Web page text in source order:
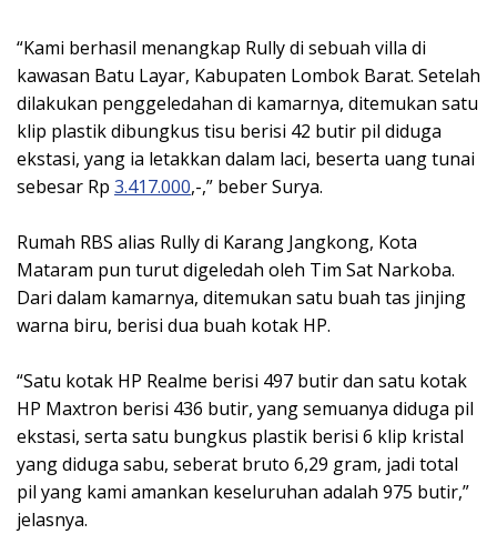
“Kami berhasil menangkap Rully di sebuah villa di
kawasan Batu Layar, Kabupaten Lombok Barat. Setelah
dilakukan penggeledahan di kamarnya, ditemukan satu
klip plastik dibungkus tisu berisi 42 butir pil diduga
ekstasi, yang ia letakkan dalam laci, beserta uang tunai
sebesar Rp 3.417.000,-,” beber Surya.
Rumah RBS alias Rully di Karang Jangkong, Kota
Mataram pun turut digeledah oleh Tim Sat Narkoba.
Dari dalam kamarnya, ditemukan satu buah tas jinjing
warna biru, berisi dua buah kotak HP.
“Satu kotak HP Realme berisi 497 butir dan satu kotak
HP Maxtron berisi 436 butir, yang semuanya diduga pil
ekstasi, serta satu bungkus plastik berisi 6 klip kristal
yang diduga sabu, seberat bruto 6,29 gram, jadi total
pil yang kami amankan keseluruhan adalah 975 butir,”
jelasnya.